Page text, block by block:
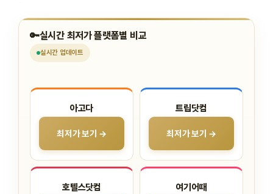
🔑실시간 최저가 플랫폼별 비교
실시간 업데이트
아고다
최저가 보기 →
트립닷컴
최저가 보기 →
호텔스닷컴 여기어때